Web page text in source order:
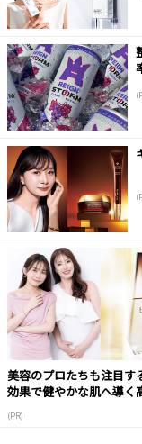
美容のプロたちも注目す
効果で健やかな肌へ導く
(PR)